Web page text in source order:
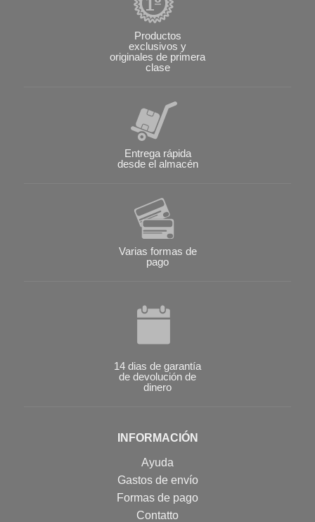
Productos
exclusivos y
originales de primera
clase
Entrega rápida
desde el almacén
Varias formas de
pago
14 dias de garantía
de devolución de
dinero
INFORMACIÓN
Ayuda
Gastos de envío
Formas de pago
Contatto